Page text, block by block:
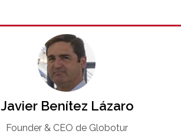
Javier Benítez Lázaro
Founder & CEO de Globotur​